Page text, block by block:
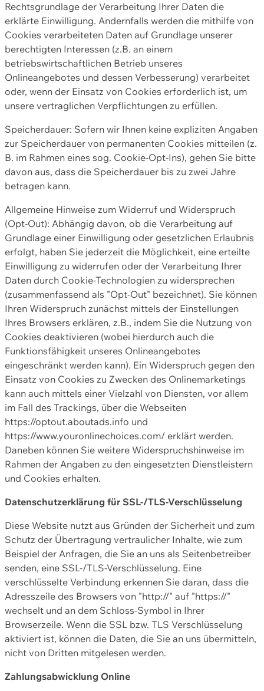
Rechtsgrundlage der Verarbeitung Ihrer Daten die
erklärte Einwilligung. Andernfalls werden die mithilfe von
Cookies verarbeiteten Daten auf Grundlage unserer
berechtigten Interessen (z.B. an einem
betriebswirtschaftlichen Betrieb unseres
Onlineangebotes und dessen Verbesserung) verarbeitet
oder, wenn der Einsatz von Cookies erforderlich ist, um
unsere vertraglichen Verpflichtungen zu erfüllen.
Speicherdauer: Sofern wir Ihnen keine expliziten Angaben
zur Speicherdauer von permanenten Cookies mitteilen (z.
B. im Rahmen eines sog. Cookie-Opt-Ins), gehen Sie bitte
davon aus, dass die Speicherdauer bis zu zwei Jahre
betragen kann.
Allgemeine Hinweise zum Widerruf und Widerspruch
(Opt-Out): Abhängig davon, ob die Verarbeitung auf
Grundlage einer Einwilligung oder gesetzlichen Erlaubnis
erfolgt, haben Sie jederzeit die Möglichkeit, eine erteilte
Einwilligung zu widerrufen oder der Verarbeitung Ihrer
Daten durch Cookie-Technologien zu widersprechen
(zusammenfassend als "Opt-Out" bezeichnet). Sie können
Ihren Widerspruch zunächst mittels der Einstellungen
Ihres Browsers erklären, z.B., indem Sie die Nutzung von
Cookies deaktivieren (wobei hierdurch auch die
Funktionsfähigkeit unseres Onlineangebotes
eingeschränkt werden kann). Ein Widerspruch gegen den
Einsatz von Cookies zu Zwecken des Onlinemarketings
kann auch mittels einer Vielzahl von Diensten, vor allem
im Fall des Trackings, über die Webseiten
https://optout.aboutads.info und
https://www.youronlinechoices.com/ erklärt werden.
Daneben können Sie weitere Widerspruchshinweise im
Rahmen der Angaben zu den eingesetzten Dienstleistern
und Cookies erhalten.
Datenschutzerklärung für SSL-/TLS-Verschlüsselung
Diese Website nutzt aus Gründen der Sicherheit und zum
Schutz der Übertragung vertraulicher Inhalte, wie zum
Beispiel der Anfragen, die Sie an uns als Seitenbetreiber
senden, eine SSL-/TLS-Verschlüsselung. Eine
verschlüsselte Verbindung erkennen Sie daran, dass die
Adresszeile des Browsers von "http://" auf "https://"
wechselt und an dem Schloss-Symbol in Ihrer
Browserzeile. Wenn die SSL bzw. TLS Verschlüsselung
aktiviert ist, können die Daten, die Sie an uns übermitteln,
nicht von Dritten mitgelesen werden.
Zahlungsabwicklung Online